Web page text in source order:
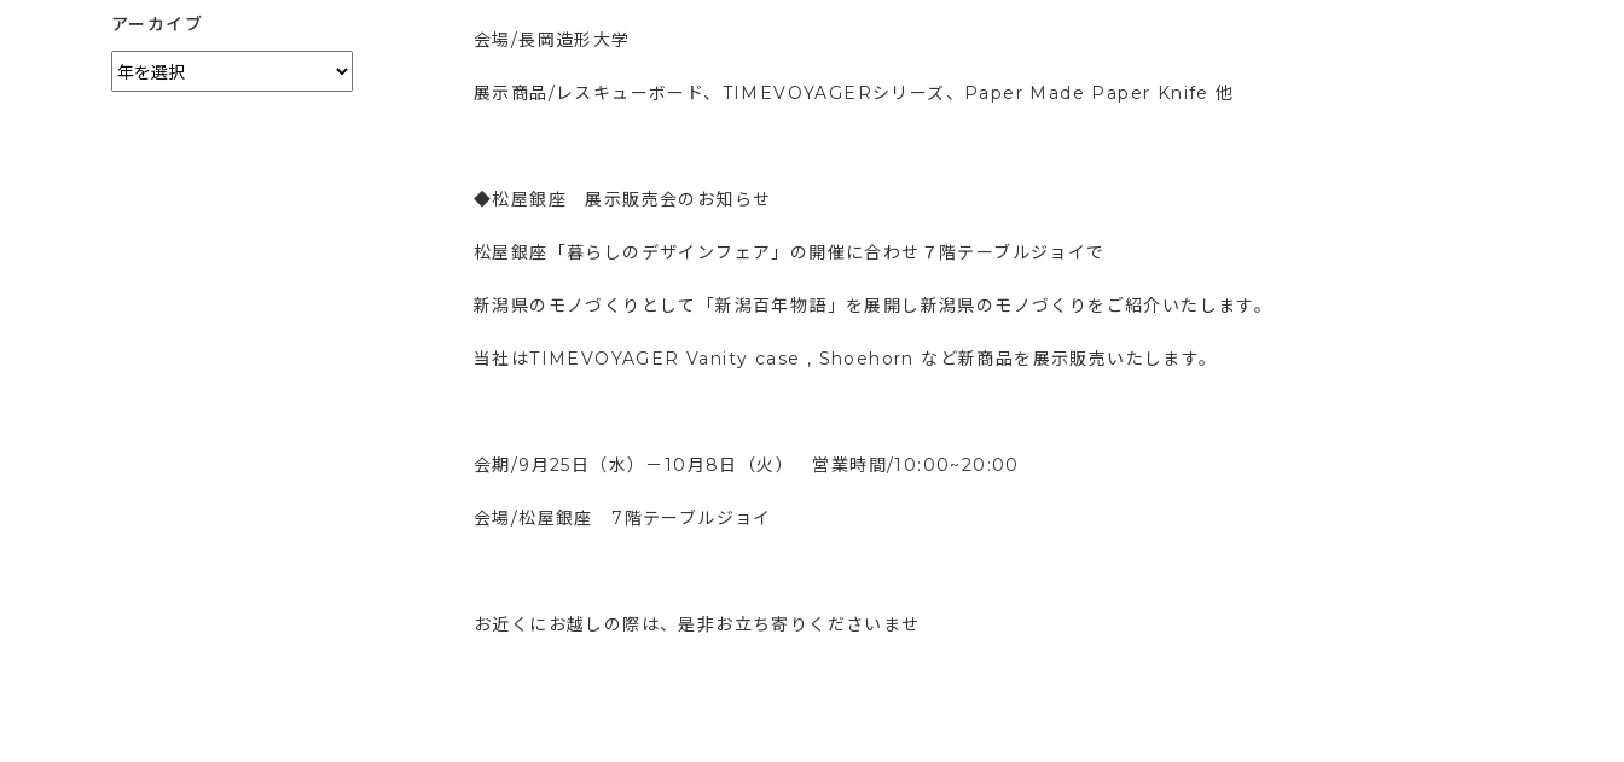
会場/長岡造形大学
展示商品/レスキューボード、TIMEVOYAGERシリーズ、Paper Made Paper Knife 他
◆松屋銀座 展示販売会のお知らせ
松屋銀座「暮らしのデザインフェア」の開催に合わせ７階テーブルジョイで
新潟県のモノづくりとして「新潟百年物語」を展開し新潟県のモノづくりをご紹介いたします。
当社はTIMEVOYAGER Vanity case , Shoehorn など新商品を展示販売いたします。
会期/9月25日（水）－10月8日（火） 営業時間/10:00~20:00
会場/松屋銀座 7階テーブルジョイ
お近くにお越しの際は、是非お立ち寄りくださいませ
アーカイブ